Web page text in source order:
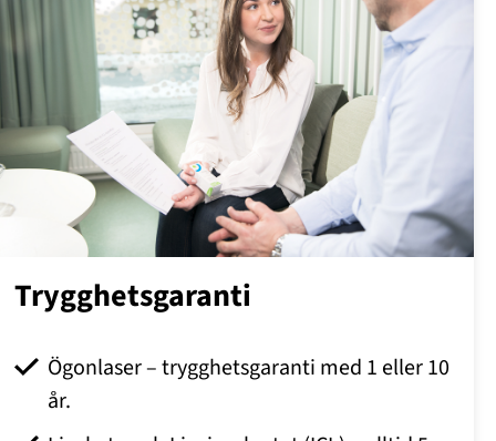
Trygghetsgaranti
Ögonlaser – trygghetsgaranti med 1 eller 10
år.